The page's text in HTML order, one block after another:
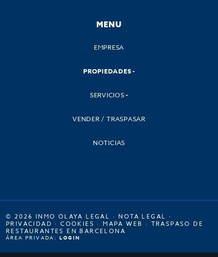
MENU
EMPRESA
PROPIEDADES
SERVICIOS
VENDER / TRASPASAR
NOTICIAS
© 2026 INMO OLAYA LEGAL · NOTA LEGAL ·
PRIVACIDAD ·COOKIES · MAPA WEB · TRASPASO DE
RESTAURANTES EN BARCELONA
ÁREA PRIVADA: LOGIN